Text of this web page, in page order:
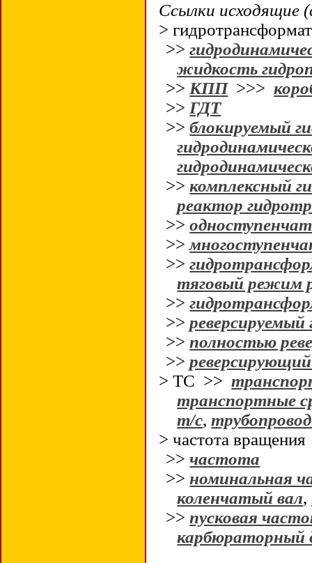
Ссылки исходящие
>
>>
жидкость
>> КПП>>>
>> ГДТ
>>блокируемый
>>комплексный
реактор
>>
>>
>>
тяговый режим
>>
>>
>>полностью
>>
> ТС >>
транспортные
т/с,
> частота вращения
>>частота
>> номинальная
коленчатый вал,
>>пусковая
карбюраторный